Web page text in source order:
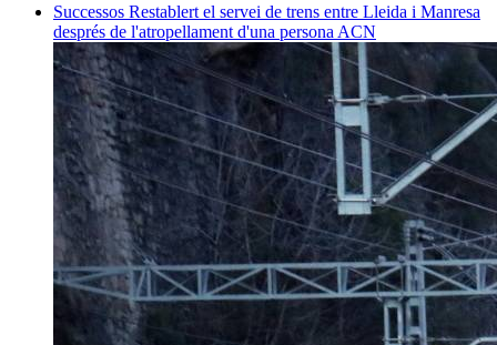
Successos Restablert el servei de trens entre Lleida i Manresa
després de l'atropellament d'una persona ACN